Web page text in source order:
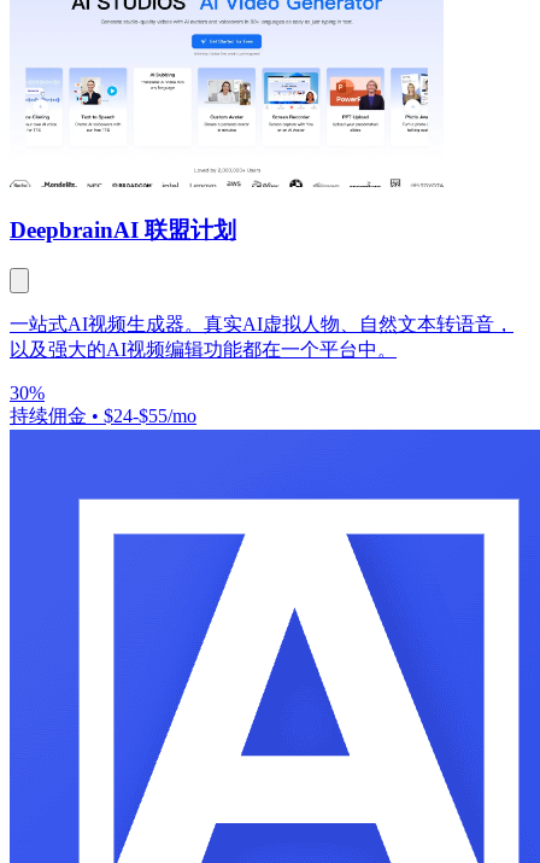
DeepbrainAI 联盟计划
一站式AI视频生成器。真实AI虚拟人物、自然文本转语音，
以及强大的AI视频编辑功能都在一个平台中。
30%
持续佣金 • $24-$55/mo